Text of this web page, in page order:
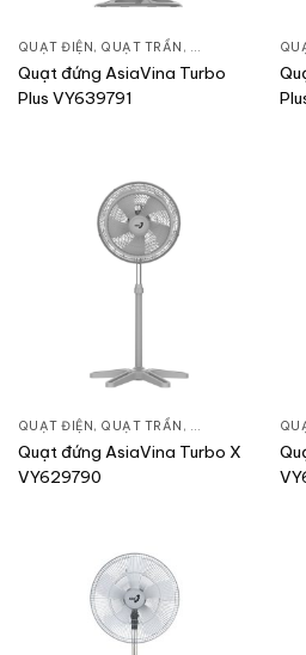
QUẠT ĐIỆN, QUẠT TRẦN , QUẠT ĐỨNG
Quạt đứng AsiaVina Turbo
Plus VY639791
QUẠT ĐIỆN, QUẠT TRẦN , QUẠT ĐỨNG
Quạt đứng AsiaVina Turbo X
VY629790